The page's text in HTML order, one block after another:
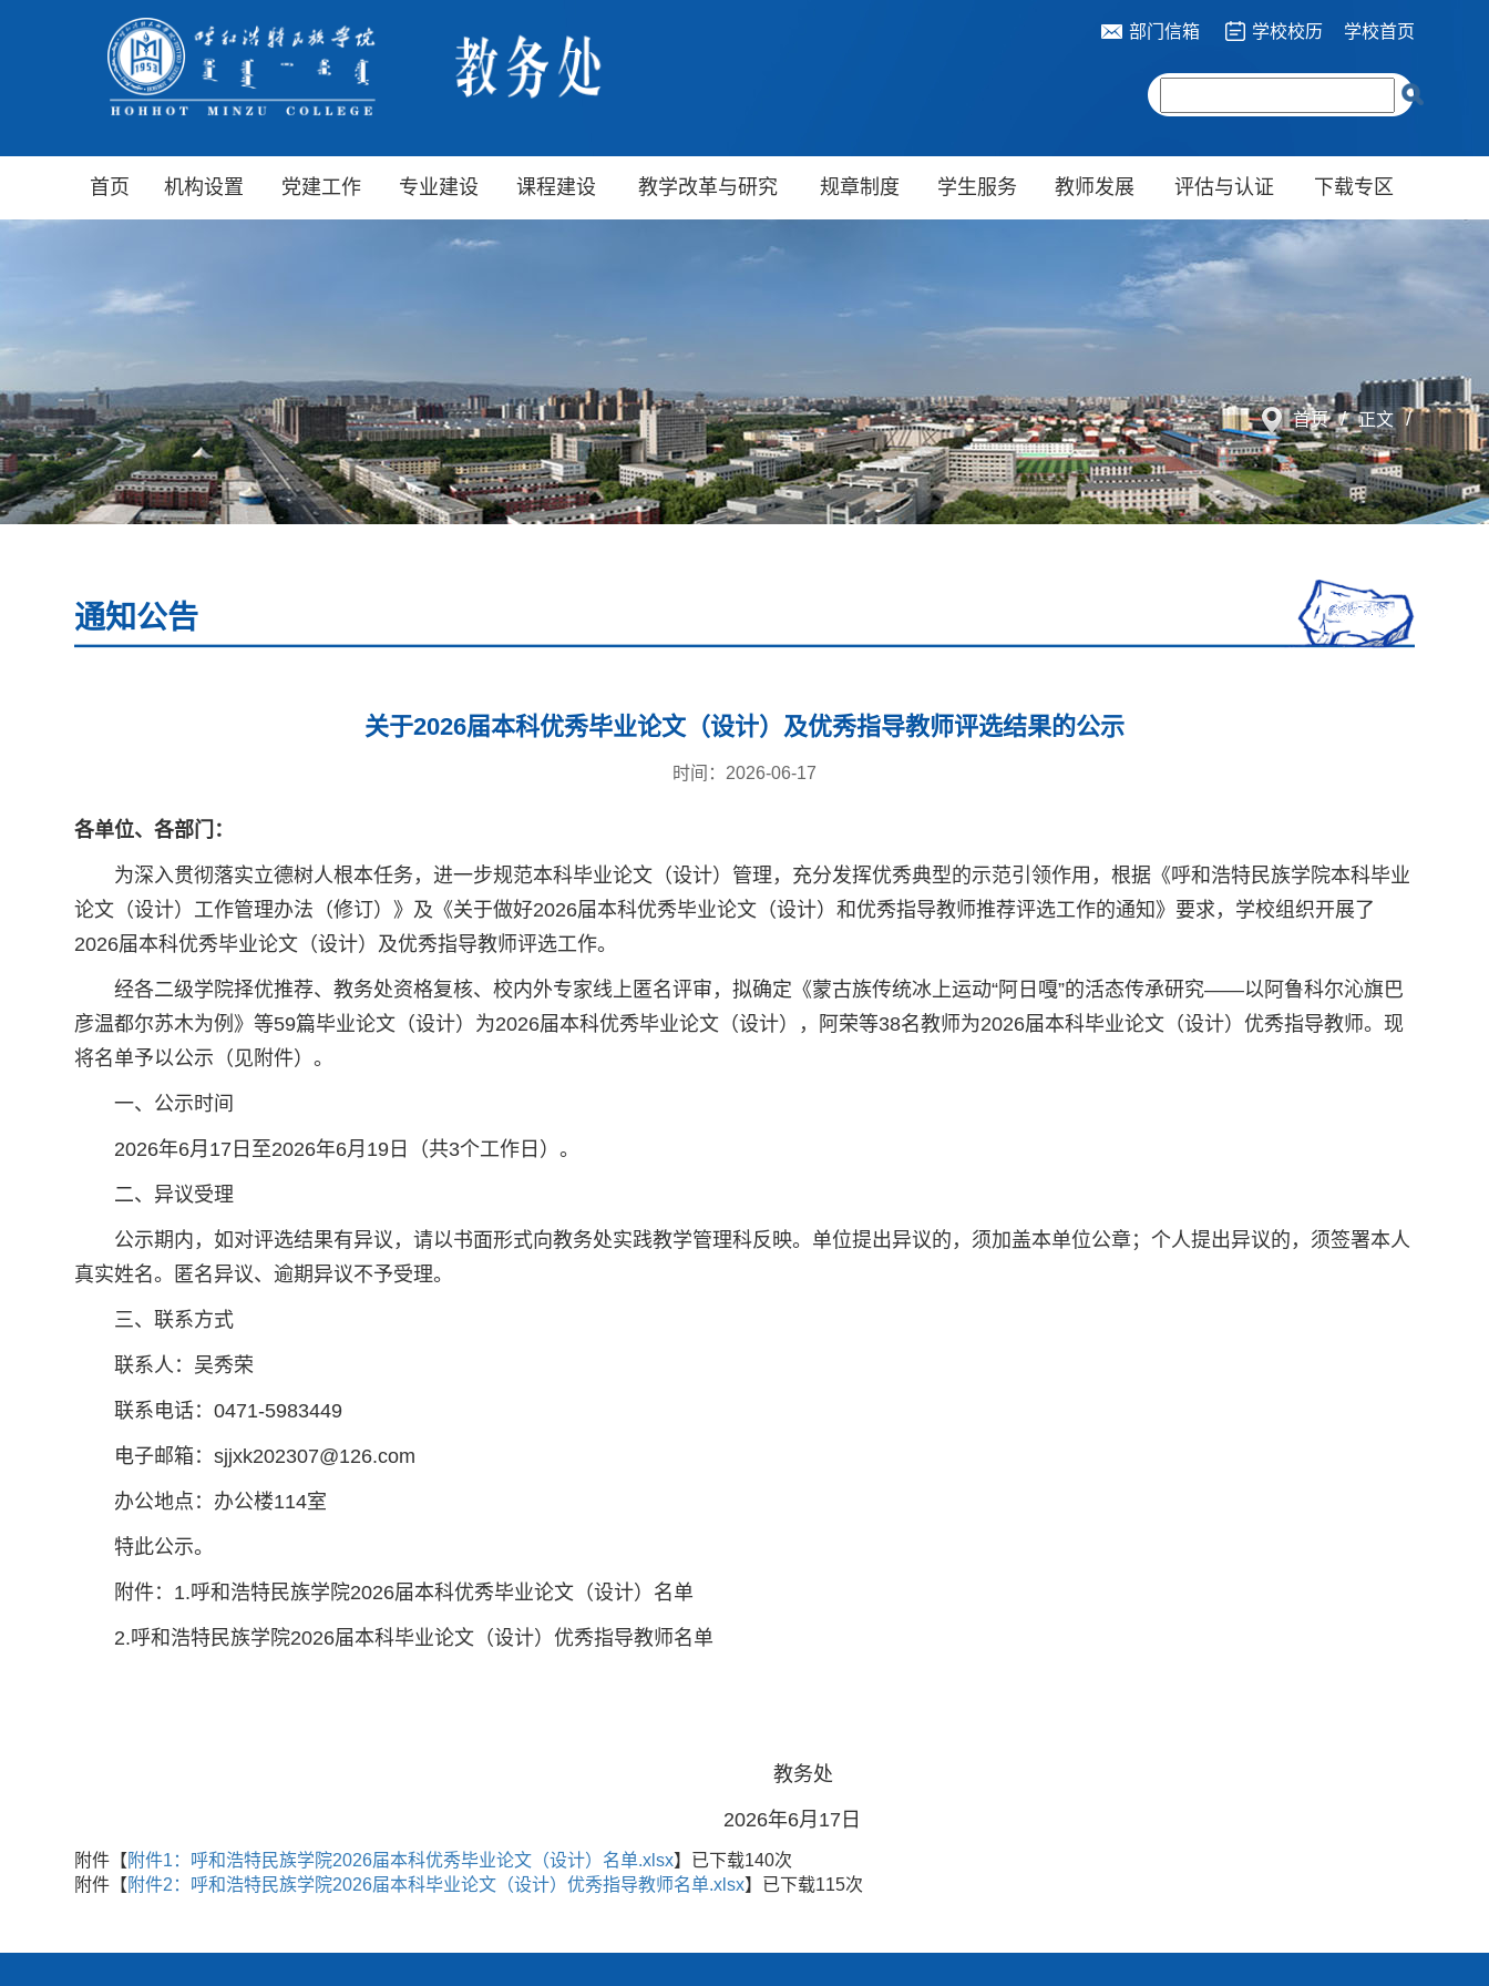
部门信箱 学校校历 学校首页
首页 机构设置 党建工作 专业建设 课程建设 教学改革与研究 规章制度 学生服务 教师发展 评估与认证 下载专区
首页 / 正文 /
通知公告
关于2026届本科优秀毕业论文（设计）及优秀指导教师评选结果的公示
时间：2026-06-17
各单位、各部门：
为深入贯彻落实立德树人根本任务，进一步规范本科毕业论文（设计）管理，充分发挥优秀典型的示范引领作用，根据《呼和浩特民族学院本科毕业
论文（设计）工作管理办法（修订）》及《关于做好2026届本科优秀毕业论文（设计）和优秀指导教师推荐评选工作的通知》要求，学校组织开展了
2026届本科优秀毕业论文（设计）及优秀指导教师评选工作。
经各二级学院择优推荐、教务处资格复核、校内外专家线上匿名评审，拟确定《蒙古族传统冰上运动“阿日嘎”的活态传承研究——以阿鲁科尔沁旗巴
彦温都尔苏木为例》等59篇毕业论文（设计）为2026届本科优秀毕业论文（设计），阿荣等38名教师为2026届本科毕业论文（设计）优秀指导教师。现
将名单予以公示（见附件）。
一、公示时间
2026年6月17日至2026年6月19日（共3个工作日）。
二、异议受理
公示期内，如对评选结果有异议，请以书面形式向教务处实践教学管理科反映。单位提出异议的，须加盖本单位公章；个人提出异议的，须签署本人
真实姓名。匿名异议、逾期异议不予受理。
三、联系方式
联系人：吴秀荣
联系电话：0471-5983449
电子邮箱：sjjxk202307@126.com
办公地点：办公楼114室
特此公示。
附件：1.呼和浩特民族学院2026届本科优秀毕业论文（设计）名单
2.呼和浩特民族学院2026届本科毕业论文（设计）优秀指导教师名单
教务处
2026年6月17日
附件【 附件1：呼和浩特民族学院2026届本科优秀毕业论文（设计）名单.xlsx】已下载140次
附件【 附件2：呼和浩特民族学院2026届本科毕业论文（设计）优秀指导教师名单.xlsx】已下载115次